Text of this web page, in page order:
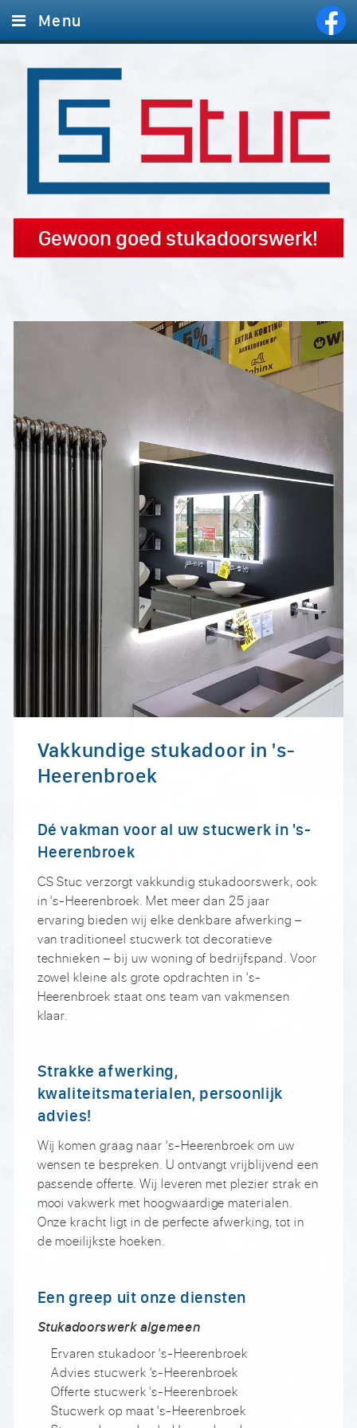
Gewoon goed stukadoorswerk!
Menu
Offerte aanvragen
Contact
Vakkundige stukadoor in 's-
Heerenbroek
Dé vakman voor al uw stucwerk in 's-
Heerenbroek
CS Stuc verzorgt vakkundig stukadoorswerk, ook
in 's-Heerenbroek. Met meer dan 25 jaar
ervaring bieden wij elke denkbare afwerking –
van traditioneel stucwerk tot decoratieve
technieken – bij uw woning of bedrijfspand. Voor
zowel kleine als grote opdrachten in 's-
Heerenbroek staat ons team van vakmensen
klaar.
Strakke afwerking,
kwaliteitsmaterialen, persoonlijk
advies!
Wij komen graag naar 's-Heerenbroek om uw
wensen te bespreken. U ontvangt vrijblijvend een
passende offerte. Wij leveren met plezier strak en
mooi vakwerk met hoogwaardige materialen.
Onze kracht ligt in de perfecte afwerking, tot in
de moeilijkste hoeken.
Een greep uit onze diensten
Stukadoorswerk algemeen
Ervaren stukadoor 's-Heerenbroek
Advies stucwerk 's-Heerenbroek
Offerte stucwerk 's-Heerenbroek
Stucwerk op maat 's-Heerenbroek